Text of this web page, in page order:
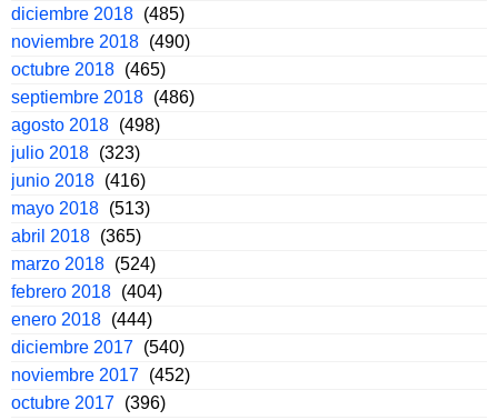
diciembre 2018 (485)
noviembre 2018 (490)
octubre 2018 (465)
septiembre 2018 (486)
agosto 2018 (498)
julio 2018 (323)
junio 2018 (416)
mayo 2018 (513)
abril 2018 (365)
marzo 2018 (524)
febrero 2018 (404)
enero 2018 (444)
diciembre 2017 (540)
noviembre 2017 (452)
octubre 2017 (396)